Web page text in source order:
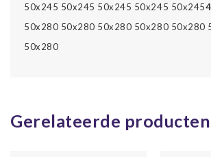
50x245 50x245 50x245 50x245 50x245
50x280 50x280 50x280 50x280 50x280
50x280
Gerelateerde producten